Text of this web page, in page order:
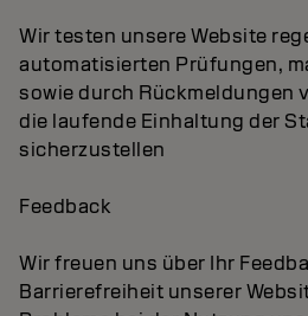
Wir testen unsere Website
automatisierten Prüfungen,
sowie durch Rückmeldungen
die laufende Einhaltung der
sicherzustellen
Feedback
Wir freuen uns über Ihr
Barrierefreiheit unserer